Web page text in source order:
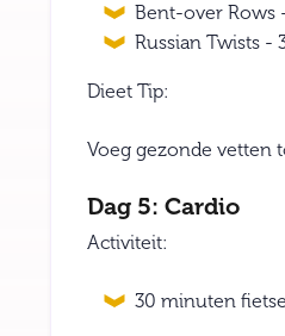
Bent-over Rows
Russian Twists -
Dieet Tip:
Voeg gezonde vetten
Dag 5: Cardio
Activiteit:
30 minuten